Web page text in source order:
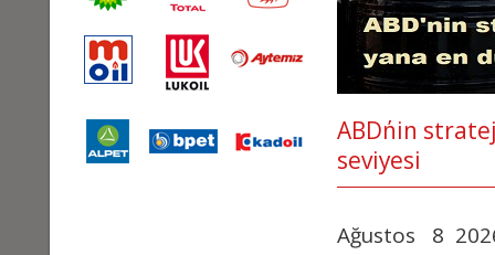
ABD΄nin
seviyesi
Ağustos 8